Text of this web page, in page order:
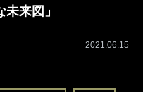
来図」
2021.06.15